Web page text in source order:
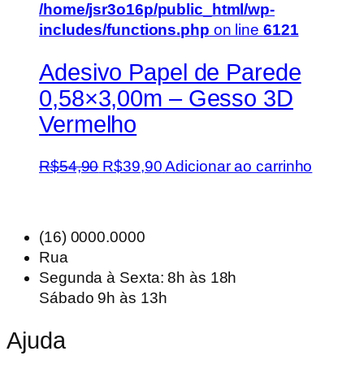
/home/jsr3o16p/public_html/wp-
includes/functions.php on line 6121
Adesivo Papel de Parede
0,58×3,00m – Gesso 3D
Vermelho
R$54,90 O
R$54,90.
R$39,90O
Adicionar ao carrinho
(16) 0000.0000
Rua
Segunda à Sexta: 8h às 18h
Sábado 9h às 13h
Ajuda